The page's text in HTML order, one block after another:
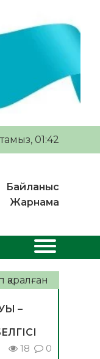
01:42
Байланыс
Жарнама
қаралған
–
18 0